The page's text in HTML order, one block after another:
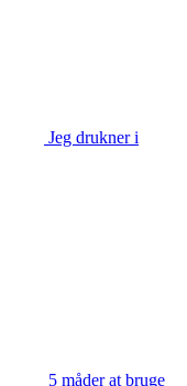
Jeg drukner i
5 måder at bruge